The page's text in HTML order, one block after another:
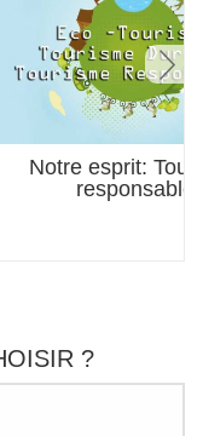
Notre esprit:
responsable
?